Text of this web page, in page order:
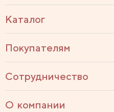
Каталог
Покупателям
Сотрудничество
О компании